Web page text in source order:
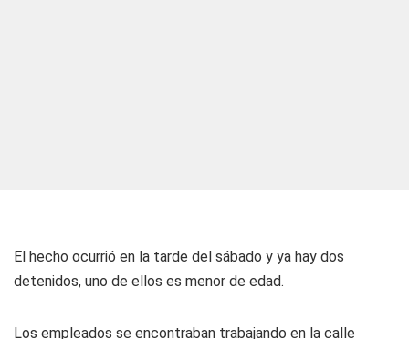
El hecho ocurrió en la tarde del sábado y ya hay dos
detenidos, uno de ellos es menor de edad.
Los empleados se encontraban trabajando en la calle